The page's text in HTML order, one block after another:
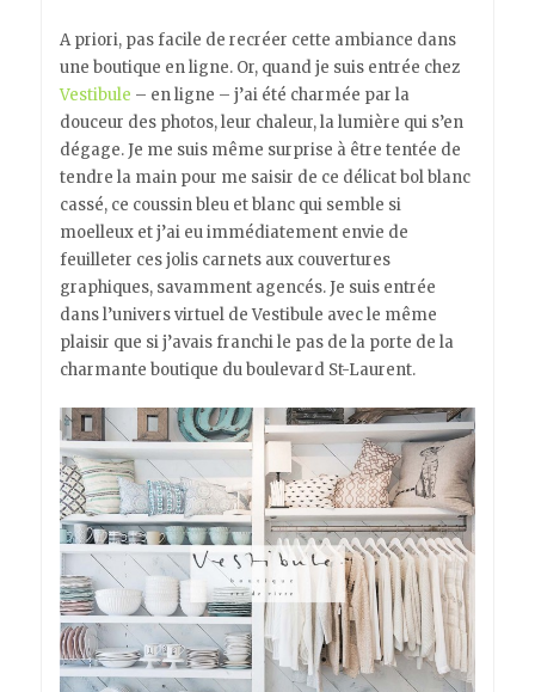
A priori, pas facile de recréer cette ambiance dans
une boutique en ligne. Or, quand je suis entrée chez
Vestibule – en ligne – j’ai été charmée par la
douceur des photos, leur chaleur, la lumière qui s’en
dégage. Je me suis même surprise à être tentée de
tendre la main pour me saisir de ce délicat bol blanc
cassé, ce coussin bleu et blanc qui semble si
moelleux et j’ai eu immédiatement envie de
feuilleter ces jolis carnets aux couvertures
graphiques, savamment agencés. Je suis entrée
dans l’univers virtuel de Vestibule avec le même
plaisir que si j’avais franchi le pas de la porte de la
charmante boutique du boulevard St-Laurent.